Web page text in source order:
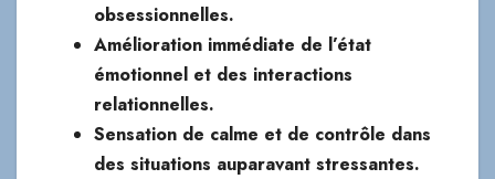
obsessionnelles.
Amélioration immédiate de l’état
émotionnel et des interactions
relationnelles.
Sensation de calme et de contrôle dans
des situations auparavant stressantes.